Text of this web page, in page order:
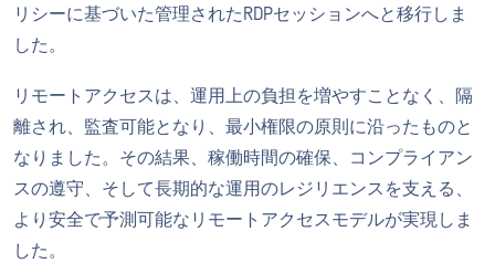
リシーに基づいた管理されたRDPセッションへと移行しま
した。
リモートアクセスは、運用上の負担を増やすことなく、隔
離され、監査可能となり、最小権限の原則に沿ったものと
なりました。その結果、稼働時間の確保、コンプライアン
スの遵守、そして長期的な運用のレジリエンスを支える、
より安全で予測可能なリモートアクセスモデルが実現しま
した。